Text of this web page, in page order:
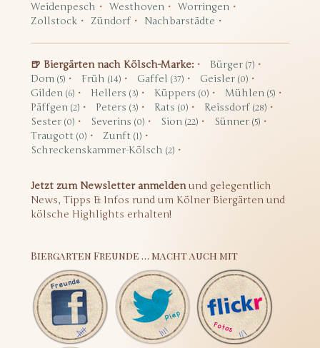
Weidenpesch
Westhoven
Worringen
Zollstock
Zündorf Nachbarstädte
🍺 Biergärten nach Kölsch-Marke: Bürger (7)
Dom (5) Früh (14) Gaffel (37) Geisler (0)
Gilden (6) Hellers (3) Küppers (0) Mühlen (5)
Päffgen (2) Peters (3) Rats (0) Reissdorf (28)
Sester (0) Severins (0) Sion (22) Sünner (5)
Traugott (0) Zunft (1)
Schreckenskammer-Kölsch (2)
Jetzt zum Newsletter anmeldenund gelegentlich
News, Tipps & Infos rund um Kölner Biergärten und
kölsche Highlights erhalten!
Biergarten Freunde … macht auch mit